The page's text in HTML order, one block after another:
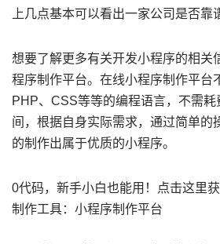
上几点基本可以看出一家公司是否靠
想要了解更多有关开发小程序的相关
程序制作平台。在线小程序制作平台
PHP、CSS等等的编程语言，不需
间，根据自身实际需求，通过简单的
的制作出属于优质的小程序。
0代码，新手小白也能用！点击这里
制作工具：小程序制作平台